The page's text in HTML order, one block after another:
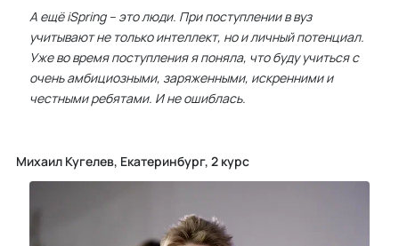
А ещё iSpring – это люди. При поступлении в вуз
учитывают не только интеллект, но и личный потенциал.
Уже во время поступления я поняла, что буду учиться с
очень амбициозными, заряженными, искренними и
честными ребятами. И не ошиблась.
Михаил Кугелев, Екатеринбург, 2 курс